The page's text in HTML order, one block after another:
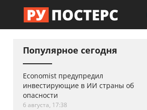
Популярное сегодня
Economist предупредил
инвестирующие в ИИ страны об
опасности
6 августа, 17:38